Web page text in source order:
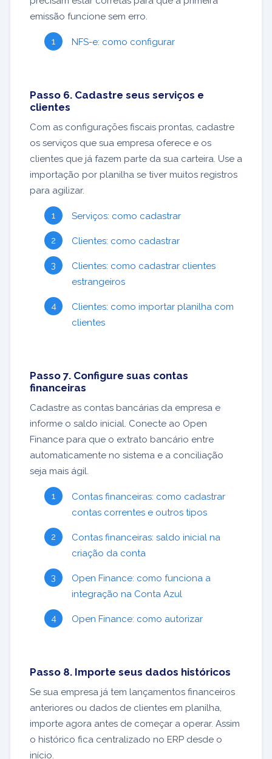
emissão funcione sem erro.
NFS-e: como configurar
Passo 6. Cadastre seus serviços e
clientes
Com as configurações fiscais prontas, cadastre
os serviços que sua empresa oferece e os
clientes que já fazem parte da sua carteira. Use a
importação por planilha se tiver muitos registros
para agilizar.
Serviços: como cadastrar
Clientes: como cadastrar
Clientes: como cadastrar clientes
estrangeiros
Clientes: como importar planilha com
clientes
Passo 7. Configure suas contas
financeiras
Cadastre as contas bancárias da empresa e
informe o saldo inicial. Conecte ao Open
Finance para que o extrato bancário entre
automaticamente no sistema e a conciliação
seja mais ágil.
Contas financeiras: como cadastrar
contas correntes e outros tipos
Contas financeiras: saldo inicial na
criação da conta
Open Finance: como funciona a
integração na Conta Azul
Open Finance: como autorizar
Passo 8. Importe seus dados históricos
Se sua empresa já tem lançamentos financeiros
anteriores ou dados de clientes em planilha,
importe agora antes de começar a operar. Assim
o histórico fica centralizado no ERP desde o
início.